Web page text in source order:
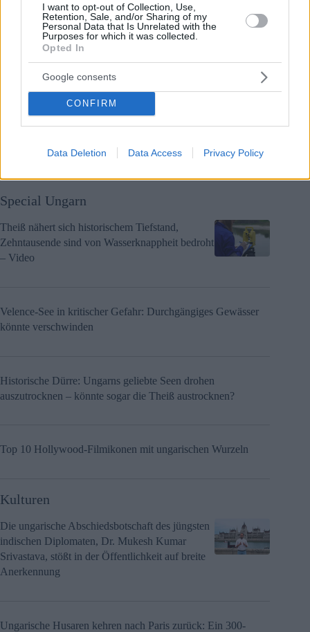
I want to opt-out of Collection, Use,
Retention, Sale, and/or Sharing of my
Personal Data that Is Unrelated with the
Purposes for which it was collected.
Opted In
Google consents
CONFIRM
Data Deletion Data Access Privacy Policy
Verheerendes Busunglück in Szolnok hinterlässt viele
Schwerverletzte – Fotos, Videos
Ungarn will weiteren Forschungsastronauten ins All schicken
Ungarn gefunden
Special Ungarn
Theiß nähert sich historischem Tiefstand,
Zehntausende sind von Wasserknappheit bedroht
– Video
Velence-See in kritischer Gefahr: Durchgängiges Gewässer
könnte verschwinden
Historische Dürre: Ungarns geliebte Seen drohen
auszutrocknen – könnte sogar die Theiß austrocknen?
Top 10 Hollywood-Filmikonen mit ungarischen Wurzeln
Kulturen
Die ungarische Abschiedsbotschaft des jüngsten
indischen Diplomaten, Dr. Mukesh Kumar
Srivastava, stößt in der Öffentlichkeit auf breite
Anerkennung
Ungarische Husaren kehren nach Paris zurück: Ein 300-